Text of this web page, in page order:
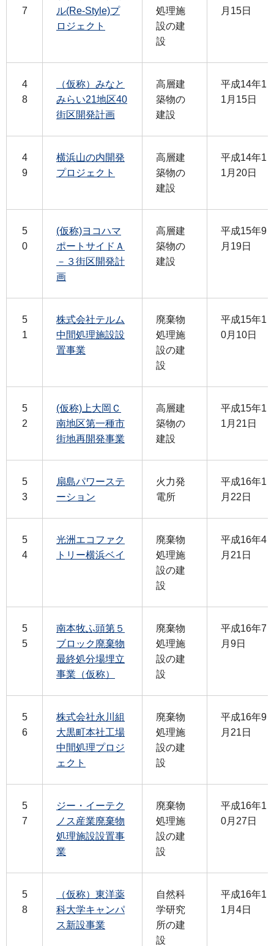
7
ル(Re-Style)プ
ロジェクト
処理施
設の建
設
月15日
4
8
（仮称）みなと
みらい21地区40
街区開発計画
高層建
築物の
建設
平成14年1
1月15日
4
9
横浜山の内開発
プロジェクト
高層建
築物の
建設
平成14年1
1月20日
5
0
(仮称)ヨコハマ
ポートサイドＡ
－３街区開発計
画
高層建
築物の
建設
平成15年9
月19日
5
1
株式会社テルム
中間処理施設設
置事業
廃棄物
処理施
設の建
設
平成15年1
0月10日
5
2
(仮称)上大岡Ｃ
南地区第一種市
街地再開発事業
高層建
築物の
建設
平成15年1
1月21日
5
3
扇島パワーステ
ーション
火力発
電所
平成16年1
月22日
5
4
光洲エコファク
トリー横浜ベイ
廃棄物
処理施
設の建
設
平成16年4
月21日
5
5
南本牧ふ頭第５
ブロック廃棄物
最終処分場埋立
事業（仮称）
廃棄物
処理施
設の建
設
平成16年7
月9日
5
6
株式会社永川組
大黒町本社工場
中間処理プロジ
ェクト
廃棄物
処理施
設の建
設
平成16年9
月21日
5
7
ジー・イーテク
ノス産業廃棄物
処理施設設置事
業
廃棄物
処理施
設の建
設
平成16年1
0月27日
5
8
（仮称）東洋薬
科大学キャンパ
ス新設事業
自然科
学研究
所の建
設
平成16年1
1月4日